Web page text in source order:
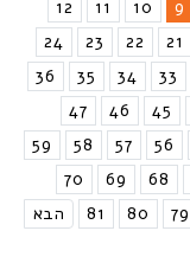
9
10
11
12
21
22
23
24
33
34
35
36
45
46
47
56
57
58
59
68
69
70
79
80
81 הבא